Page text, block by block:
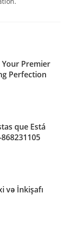
Premier
Perfection
que Está
və İnkişafı